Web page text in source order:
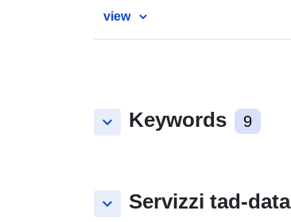
view
keyboard_arrow_down Keywords 9
keyboard_arrow_down Servizzi tad-data